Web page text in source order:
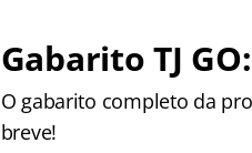
Gabarito TJ
O gabarito completo da
breve!